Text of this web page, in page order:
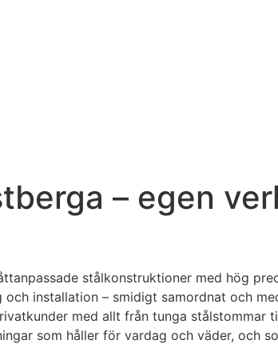
– egen
stålkonstruktioner med hög
installation – smidigt samordnat och
med allt från tunga stålstommar
som håller för vardag och väder, och